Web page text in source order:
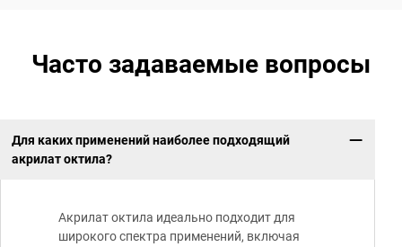
Часто задаваемые вопросы
Для каких применений наиболее подходящий
акрилат октила?
Акрилат октила идеально подходит для
широкого спектра применений, включая